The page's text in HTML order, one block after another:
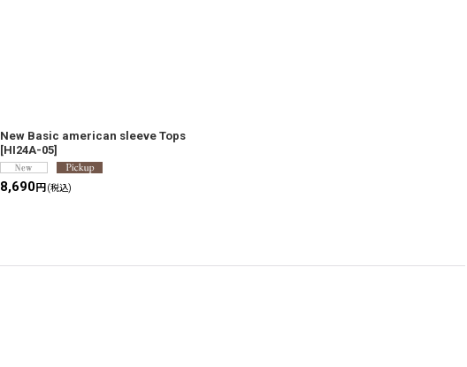
New Basic american sleeve Tops
[HI24A-05]
8,690円(税込)